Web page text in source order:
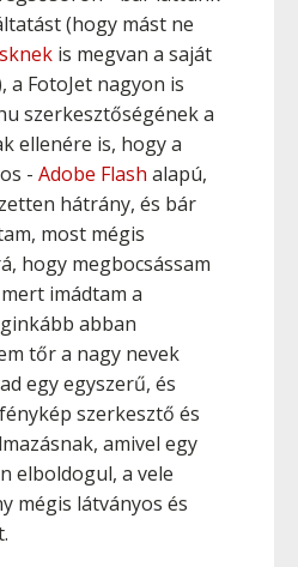
(hogy mást ne
is megvan a saját
a FotoJet nagyon is
szerkesztőségének a
ellenére is, hogy a
- Adobe Flash alapú,
hátrány, és bár
most mégis
hogy megbocsássam
imádtam a
abban
tőr a nagy nevek
egy egyszerű, és
szerkesztő és
amivel egy
elboldogul, a vele
mégis látványos és